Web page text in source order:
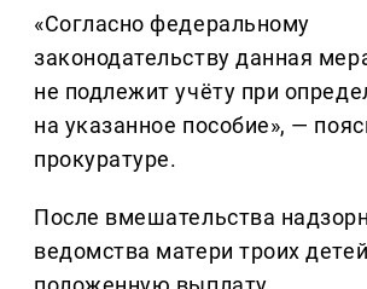
«Согласно федеральному
законодательству данная
не подлежит учёту при
на указанное пособие», —
прокуратуре.
После вмешательства
ведомства матери троих